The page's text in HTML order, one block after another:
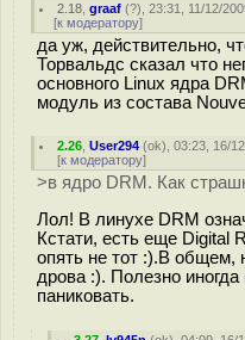
2.18 ,graaf (?), 23:31, 11/12/
[к модератору]
да уж, действительно,
Торвальдс сказал что
основного Linux ядра
модуль из состава
2.26 ,User294 (ok), 03:23, 16/
[к модератору]
>в ядро DRM. Как
Лол! В линухе DRM
Кстати, есть еще Digital
опять не тот :).В общем,
дрова :). Полезно иногда
паниковать.